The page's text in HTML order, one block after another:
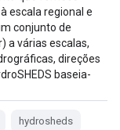
escala regional e
conjunto de
a várias escalas,
direções
baseia-
hydrosheds